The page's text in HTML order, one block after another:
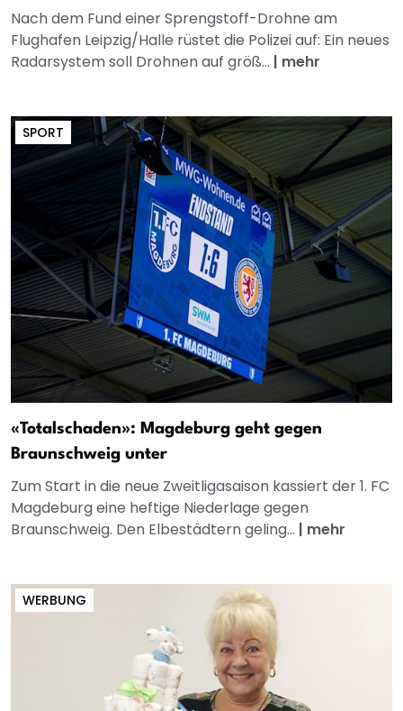
Nach dem Fund einer Sprengstoff-Drohne am
Flughafen Leipzig/Halle rüstet die Polizei auf: Ein neues
Radarsystem soll Drohnen auf größ... | mehr
SPORT
«Totalschaden»: Magdeburg geht gegen
Braunschweig unter
Zum Start in die neue Zweitligasaison kassiert der 1. FC
Magdeburg eine heftige Niederlage gegen
Braunschweig. Den Elbestädtern geling... | mehr
WERBUNG